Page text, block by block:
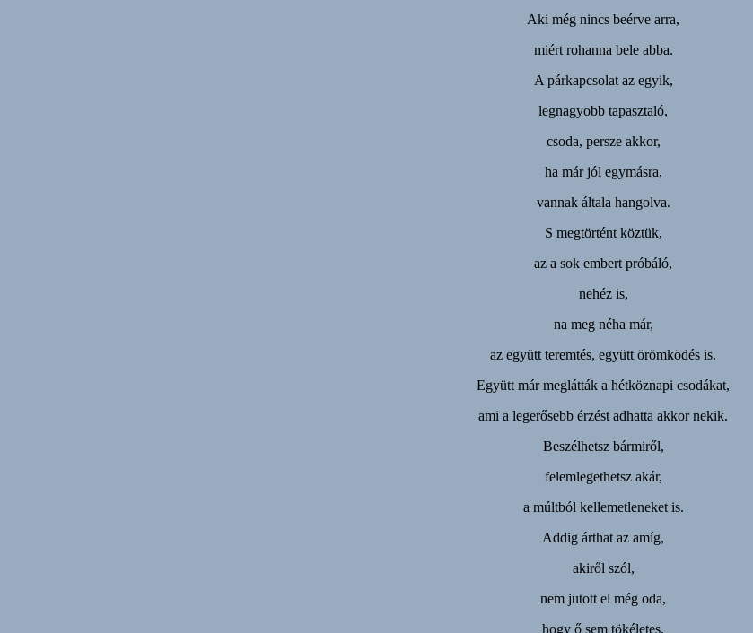
Aki még nincs beérve arra,
miért rohanna bele abba.
A párkapcsolat az egyik,
legnagyobb tapasztaló,
csoda, persze akkor,
ha már jól egymásra,
vannak általa hangolva.
S megtörtént köztük,
az a sok embert próbáló,
nehéz is,
na meg néha már,
az együtt teremtés, együtt örömködés is.
Együtt már meglátták a hétköznapi csodákat,
ami a legerősebb érzést adhatta akkor nekik.
Beszélhetsz bármiről,
felemlegethetsz akár,
a múltból kellemetleneket is.
Addig árthat az amíg,
akiről szól,
nem jutott el még oda,
hogy ő sem tökéletes,